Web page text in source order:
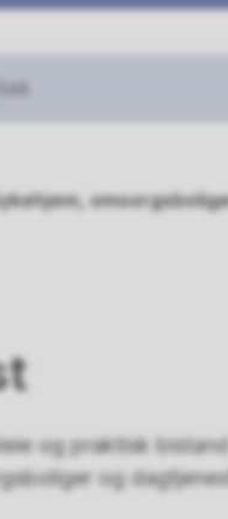
og praktisk
og